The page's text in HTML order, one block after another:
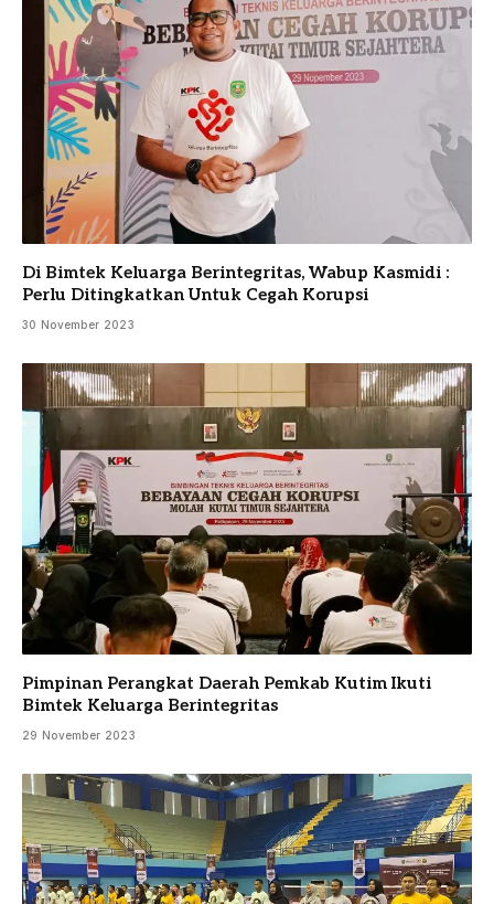
Di Bimtek Keluarga Berintegritas, Wabup Kasmidi :
Perlu Ditingkatkan Untuk Cegah Korupsi
30 November 2023
Pimpinan Perangkat Daerah Pemkab Kutim Ikuti
Bimtek Keluarga Berintegritas
29 November 2023